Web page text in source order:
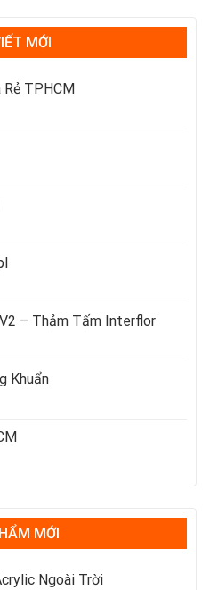
MỚI
Rẻ TPHCM
– Thảm Tấm Interflor
Khuẩn
MỚI
Ngoài Trời